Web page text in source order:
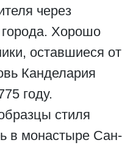
через
города. Хорошо
оставшиеся от
Канделария
году.
стиля
в монастыре Сан-